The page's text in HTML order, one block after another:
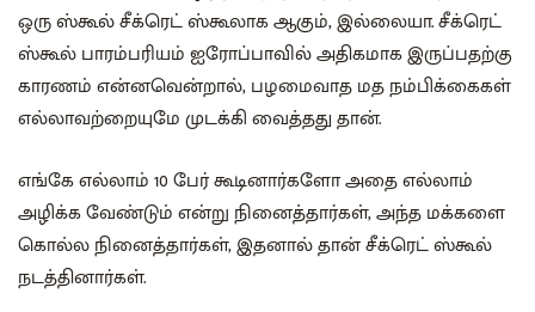
ஒரு ஸ்கூல் சீக்ரெட் ஸ்கூலாக ஆகும், இல்லையா. சீக்ரெட்
ஸ்கூல் பாரம்பரியம் ஐரோப்பாவில் அதிகமாக இருப்பதற்கு
காரணம் என்னவென்றால், பழமைவாத மத நம்பிக்கைகள்
எல்லாவற்றையுமே முடக்கி வைத்தது தான்.
எங்கே எல்லாம் 10 பேர் கூடினார்களோ அதை எல்லாம்
அழிக்க வேண்டும் என்று நினைத்தார்கள், அந்த மக்களை
கொல்ல நினைத்தார்கள், இதனால் தான் சீக்ரெட் ஸ்கூல்
நடத்தினார்கள்.